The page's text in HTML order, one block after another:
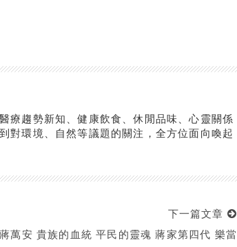
療趨勢新知、健康飲食、休閒品味、心靈關係
對環境、自然等議題的關注，全方位面向喚起
下一篇文章
萬安 貴族的血統 平民的靈魂 蔣家第四代 樂當